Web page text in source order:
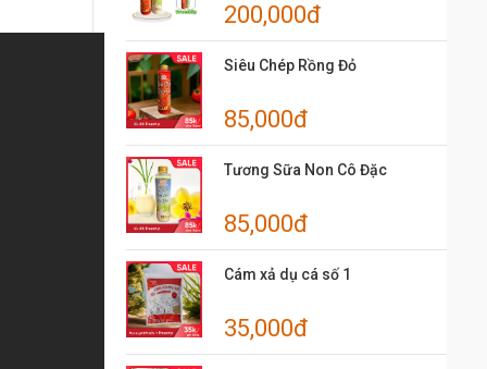
200,000đ
Siêu Chép Rồng Đỏ
85,000đ
Tương Sữa Non Cô Đặc
85,000đ
Cám xả dụ cá số 1
35,000đ